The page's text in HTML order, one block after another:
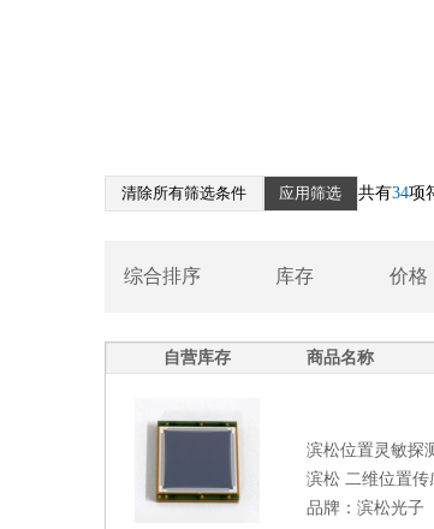
硅光电倍增管 SiPM MPPC
清除所有筛选条件 应用筛选 共有34项
综合排序 库存 价格
自营库存 商品名称
滨松位置灵敏探
滨松 二维位置传
品牌：滨松光子